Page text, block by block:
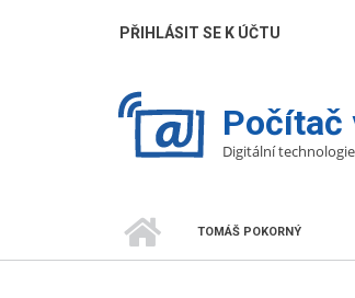
UŽIVATELÉ
PŘIHLÁSIT SE K ÚČTU
Počítač
Digitální
DROBEČKOVÁ
TOMÁŠ POKORNÝ